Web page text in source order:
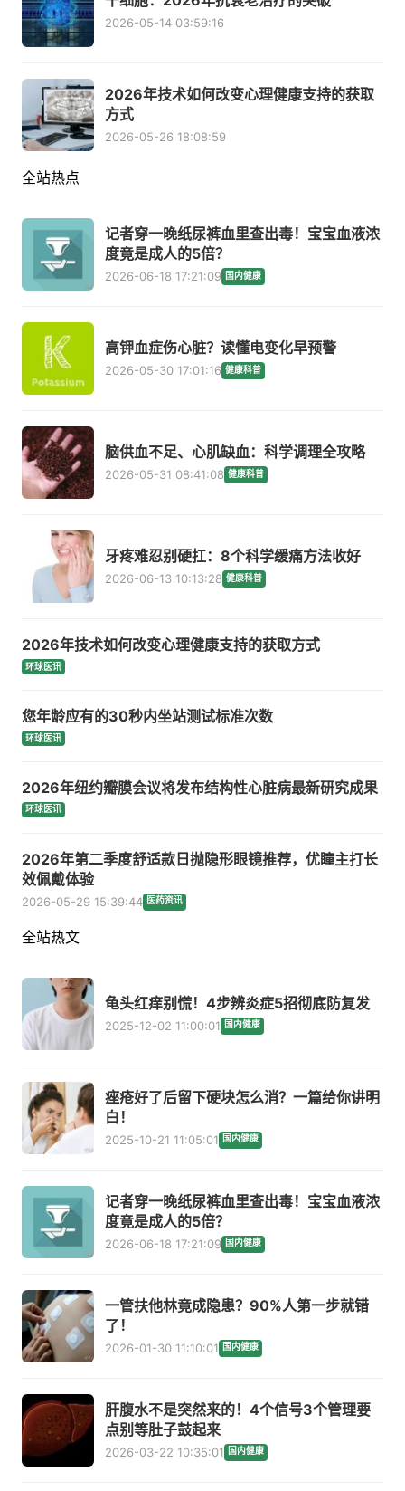
2026-05-14 03:59:16
2026年技术如何改变心理健康支持的获取
方式
2026-05-26 18:08:59
全站热点
记者穿一晚纸尿裤血里查出毒！宝宝血液浓
度竟是成人的5倍？
2026-06-18 17:21:09 国内健康
高钾血症伤心脏？读懂电变化早预警
2026-05-30 17:01:16 健康科普
脑供血不足、心肌缺血：科学调理全攻略
2026-05-31 08:41:08 健康科普
牙疼难忍别硬扛：8个科学缓痛方法收好
2026-06-13 10:13:28 健康科普
2026年技术如何改变心理健康支持的获取方式
环球医讯
您年龄应有的30秒内坐站测试标准次数
环球医讯
2026年纽约瓣膜会议将发布结构性心脏病最新研究成果
环球医讯
2026年第二季度舒适款日抛隐形眼镜推荐，优瞳主打长
效佩戴体验
2026-05-29 15:39:44 医药资讯
全站热文
龟头红痒别慌！4步辨炎症5招彻底防复发
2025-12-02 11:00:01 国内健康
痤疮好了后留下硬块怎么消？一篇给你讲明
白！
2025-10-21 11:05:01 国内健康
记者穿一晚纸尿裤血里查出毒！宝宝血液浓
度竟是成人的5倍？
2026-06-18 17:21:09 国内健康
一管扶他林竟成隐患？90%人第一步就错
了！
2026-01-30 11:10:01 国内健康
肝腹水不是突然来的！4个信号3个管理要
点别等肚子鼓起来
2026-03-22 10:35:01 国内健康